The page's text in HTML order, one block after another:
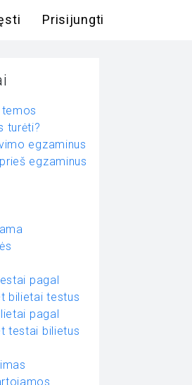
Prisijungti
turėti?
egzaminus
egzaminus
pagal
bilietai testus
pagal
testai bilietus